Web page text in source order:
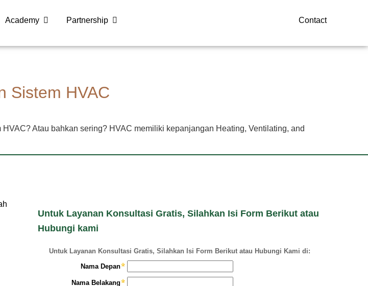
Academy Partnership Contact
Sistem HVAC
Atau bahkan sering? HVAC memiliki kepanjangan Heating, Ventilating, and
Untuk Layanan Konsultasi Gratis, Silahkan Isi Form Berikut atau
Hubungi kami